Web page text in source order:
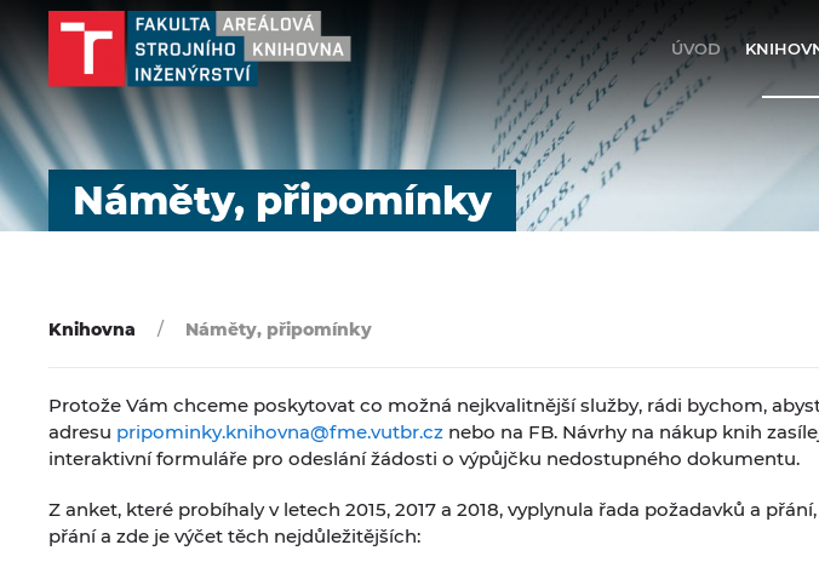
ÚVOD
Náměty, připomínky
Knihovna Náměty, připomínky
Protože Vám chceme poskytovat co možná nejkvalitnější služby, rádi bychom,
adresu pripominky.knihovna@fme.vutbr.cz nebo na FB. Návrhy na nákup knih
interaktivní formuláře pro odeslání žádosti o výpůjčku nedostupného dokumentu.
Z anket, které probíhaly v letech 2015, 2017 a 2018, vyplynula řada požadavků a
přání a zde je výčet těch nejdůležitějších: